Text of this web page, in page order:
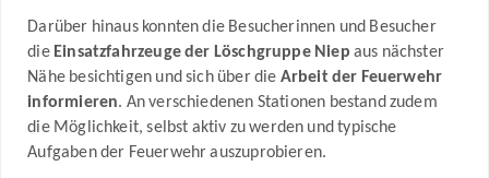
Darüber hinaus konnten die Besucherinnen und Besucher
die Einsatzfahrzeuge der Löschgruppe Niep aus nächster
Nähe besichtigen und sich über die Arbeit der Feuerwehr
informieren. An verschiedenen Stationen bestand zudem
die Möglichkeit, selbst aktiv zu werden und typische
Aufgaben der Feuerwehr auszuprobieren.